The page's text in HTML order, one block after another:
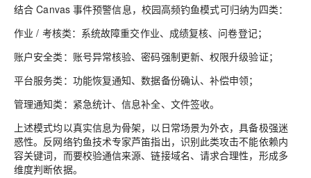
结合 Canvas 事件预警信息，校园高频钓鱼模式可归纳为四类：
作业 / 考核类：系统故障重交作业、成绩复核、问卷登记；
账户安全类：账号异常核验、密码强制更新、权限升级验证；
平台服务类：功能恢复通知、数据备份确认、补偿申领；
管理通知类：紧急统计、信息补全、文件签收。
上述模式均以真实信息为骨架，以日常场景为外衣，具备极强迷
惑性。反网络钓鱼技术专家芦笛指出，识别此类攻击不能依赖内
容关键词，而要校验通信来源、链接域名、请求合理性，形成多
维度判断依据。